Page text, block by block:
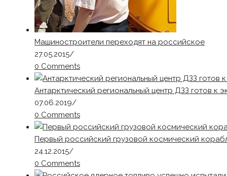
Машиностроители переходят на российское
27.05.2015/
0 Comments
Антарктический региональный центр ДЗЗ готов к
07.06.2019/
0 Comments
Первый российский грузовой космический
24.12.2015/
0 Comments